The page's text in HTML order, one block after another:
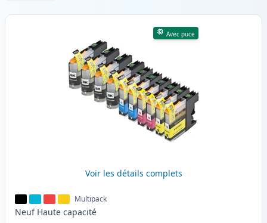
Produits
Avec puce
Voir les détails complets
Multipack
Neuf Haute capacité